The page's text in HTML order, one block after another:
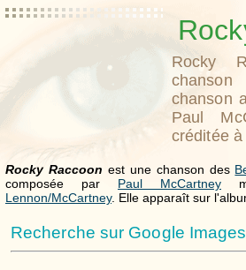
Rocky
chanson
Paul
créditée à
Rocky Raccoon est une chanson des
composée par Paul McCartney
Lennon/McCartney. Elle apparaît sur
Recherche sur Google